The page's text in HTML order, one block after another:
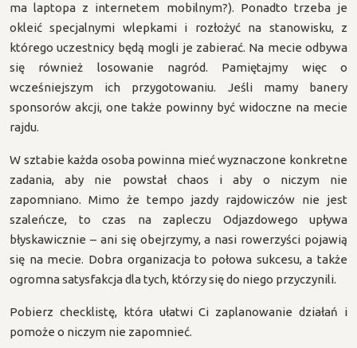
ma laptopa z internetem mobilnym?). Ponadto trzeba je
okleić specjalnymi wlepkami i rozłożyć na stanowisku, z
którego uczestnicy będą mogli je zabierać. Na mecie odbywa
się również losowanie nagród. Pamiętajmy więc o
wcześniejszym ich przygotowaniu. Jeśli mamy banery
sponsorów akcji, one także powinny być widoczne na mecie
rajdu.
W sztabie każda osoba powinna mieć wyznaczone konkretne
zadania, aby nie powstał chaos i aby o niczym nie
zapomniano. Mimo że tempo jazdy rajdowiczów nie jest
szaleńcze, to czas na zapleczu Odjazdowego upływa
błyskawicznie – ani się obejrzymy, a nasi rowerzyści pojawią
się na mecie. Dobra organizacja to połowa sukcesu, a także
ogromna satysfakcja dla tych, którzy się do niego przyczynili.
Pobierz checklistę, która ułatwi Ci zaplanowanie działań i
pomoże o niczym nie zapomnieć.